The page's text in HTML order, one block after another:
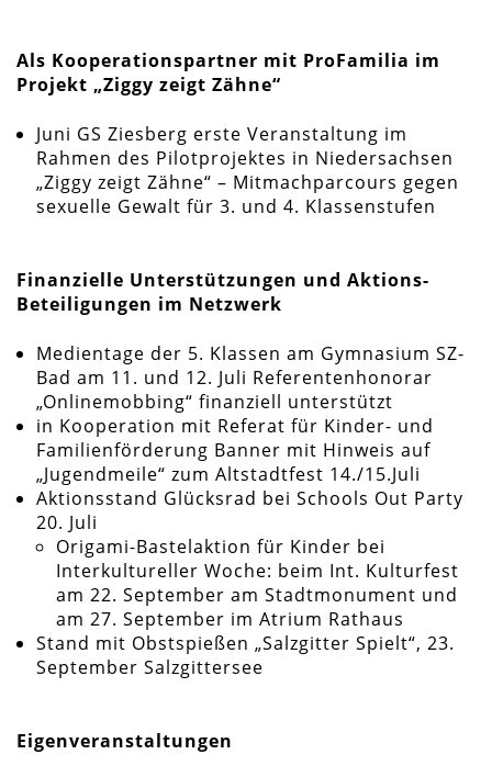
Als Kooperationspartner mit ProFamilia im
Projekt „Ziggy zeigt Zähne“
Juni GS Ziesberg erste Veranstaltung im
Rahmen des Pilotprojektes in Niedersachsen
„Ziggy zeigt Zähne“ – Mitmachparcours gegen
sexuelle Gewalt für 3. und 4. Klassenstufen
Finanzielle Unterstützungen und Aktions-
Beteiligungen im Netzwerk
Medientage der 5. Klassen am Gymnasium SZ-
Bad am 11. und 12. Juli Referentenhonorar
„Onlinemobbing“ finanziell unterstützt
in Kooperation mit Referat für Kinder- und
Familienförderung Banner mit Hinweis auf
„Jugendmeile“ zum Altstadtfest 14./15.Juli
Aktionsstand Glücksrad bei Schools Out Party
20. Juli
Origami-Bastelaktion für Kinder bei
Interkultureller Woche: beim Int. Kulturfest
am 22. September am Stadtmonument und
am 27. September im Atrium Rathaus
Stand mit Obstspießen „Salzgitter Spielt“, 23.
September Salzgittersee
Eigenveranstaltungen